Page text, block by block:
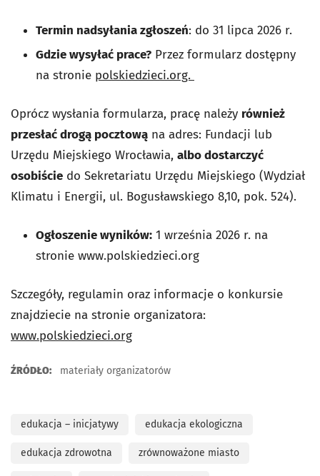
Termin nadsyłania zgłoszeń: do 31 lipca 2026 r.
Gdzie wysyłać prace? Przez formularz dostępny
na stronie polskiedzieci.org.
Oprócz wysłania formularza, pracę należy również
przesłać drogą pocztową na adres: Fundacji lub
Urzędu Miejskiego Wrocławia, albo dostarczyć
osobiście do Sekretariatu Urzędu Miejskiego (Wydział
Klimatu i Energii, ul. Bogusławskiego 8,10, pok. 524).
Ogłoszenie wyników: 1 września 2026 r. na
stronie www.polskiedzieci.org
Szczegóły, regulamin oraz informacje o konkursie
znajdziecie na stronie organizatora:
www.polskiedzieci.org
ŹRÓDŁO: materiały organizatorów
edukacja – inicjatywy edukacja ekologiczna
edukacja zdrowotna zrównoważone miasto